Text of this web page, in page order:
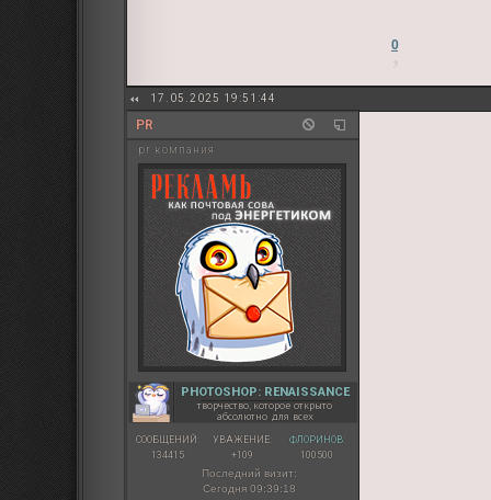
0
17.05.2025 19:51:44
PR
pr компания
PHOTOSHOP: RENAISSANCE
творчество, которое открыто
абсолютно для всех
СООБЩЕНИЙ:
134415
УВАЖЕНИЕ:
+109
ФЛОРИНОВ:
100500
Последний визит:
Сегодня 09:39:18